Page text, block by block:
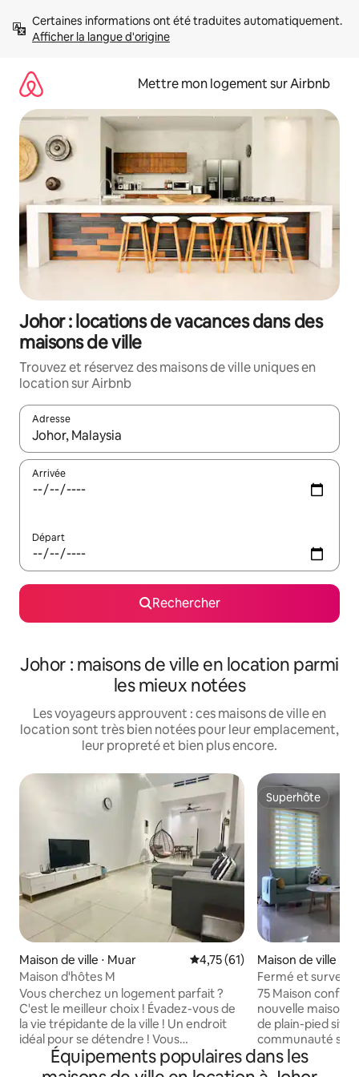
directement
Afficher la langue d'origine
Mettre mon logement sur Airbnb
Johor : locations de vacances dans des
maisons de ville
Trouvez et réservez des maisons de ville uniques en
location sur Airbnb
Adresse
Lorsque les résultats s'affichent, utilisez les flèches vers le
Arrivée
Départ
Rechercher
Johor : maisons de ville en location parmi
les mieux notées
Les voyageurs approuvent : ces maisons de ville en
location sont très bien notées pour leur emplacement,
leur propreté et bien plus encore.
Maison de ville ⋅ Muar Évaluation moyenne sur la
4,75 (61)
Maison d'hôtes M
Vous cherchez un logement parfait ?
C'est le meilleur choix ! Évadez-vous de
la vie trépidante de la ville ! Un endroit
idéal pour se détendre ! Vous
apprécierez mon logement pour
l'environnement tranquille, le quartier
Superhôte
Superhôte
Maison de ville ⋅
Fermé et
du Nord.
75 Maison
nouvelle maison
de plain-pied
communauté
surveillée. Elle est
minutes en
Équipements populaires dans les